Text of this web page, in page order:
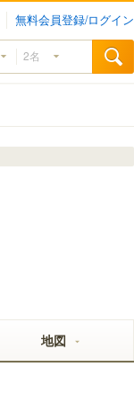
無料会員登録/ログイン
地図